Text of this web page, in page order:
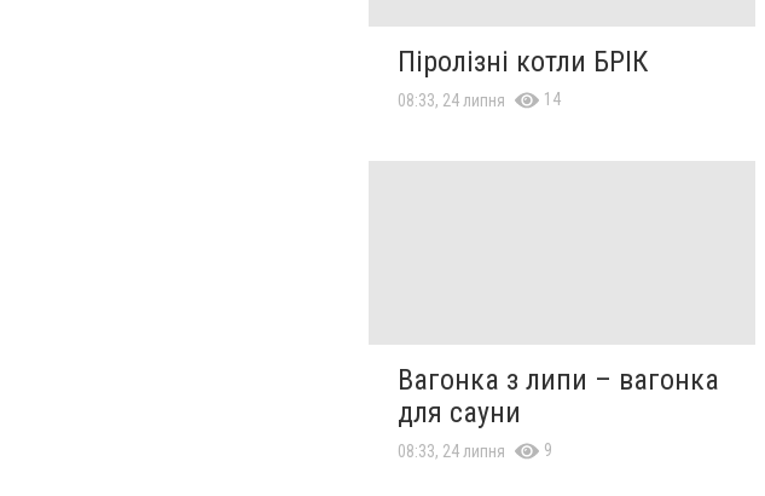
Піролізні котли БРІК
08:33, 24 липня 14
Вагонка з липи – вагонка
для сауни
08:33, 24 липня 9